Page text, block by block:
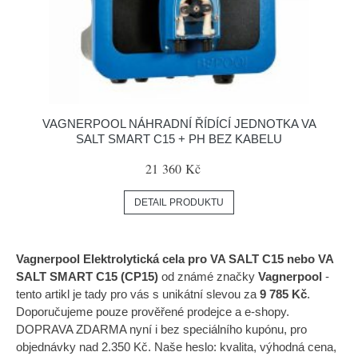
VAGNERPOOL NÁHRADNÍ ŘÍDÍCÍ JEDNOTKA VA
SALT SMART C15 + PH BEZ KABELU
21 360 Kč
DETAIL PRODUKTU
Vagnerpool Elektrolytická cela pro VA SALT C15 nebo VA
SALT SMART C15 (CP15) od známé značky Vagnerpool -
tento artikl je tady pro vás s unikátní slevou za 9 785 Kč.
Doporučujeme pouze prověřené prodejce a e-shopy.
DOPRAVA ZDARMA nyní i bez speciálního kupónu, pro
objednávky nad 2.350 Kč. Naše heslo: kvalita, výhodná cena,